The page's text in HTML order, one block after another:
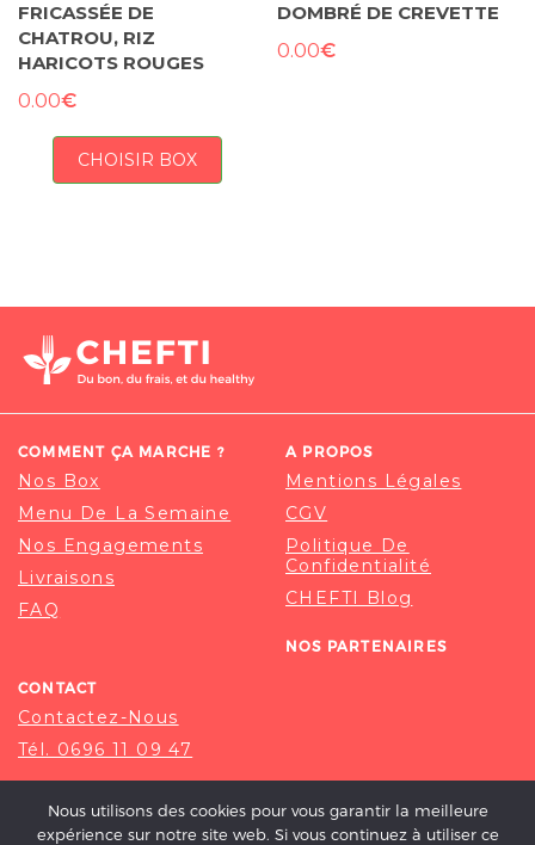
FRICASSÉE DE
CHATROU, RIZ
HARICOTS ROUGES
0.00€
CHOISIR BOX
DOMBRÉ DE CREVETTE
0.00€
COMMENT ÇA MARCHE ?
Nos Box
Menu De La Semaine
Nos Engagements
Livraisons
FAQ
A PROPOS
Mentions Légales
CGV
Politique De
Confidentialité
CHEFTI Blog
NOS PARTENAIRES
CONTACT
Contactez-Nous
Tél. 0696 11 09 47
Nous utilisons des cookies pour vous garantir la meilleure
expérience sur notre site web. Si vous continuez à utiliser ce